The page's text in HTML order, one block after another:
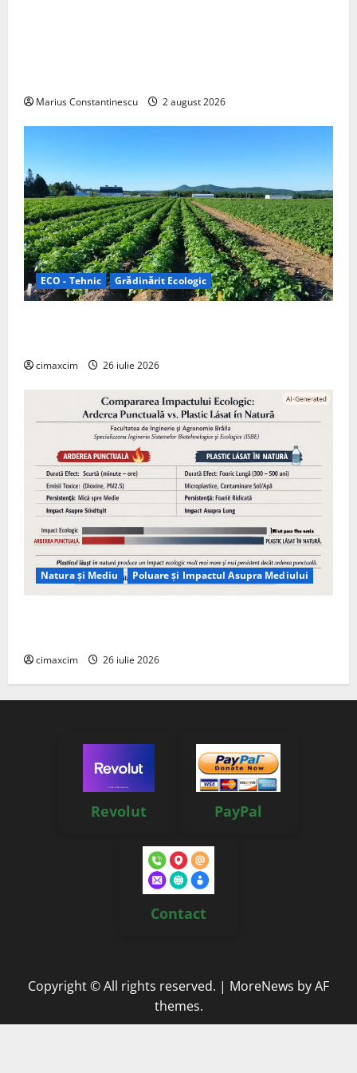
Marius Constantinescu 2 august 2026
ECO - Tehnic Grădinărit Ecologic
cimaxcim 26 iulie 2026
Natura și Mediu Poluare și Impactul Asupra Mediului
cimaxcim 26 iulie 2026
Revolut PayPal
Contact
Copyright © All rights reserved. | MoreNews by AF
themes.